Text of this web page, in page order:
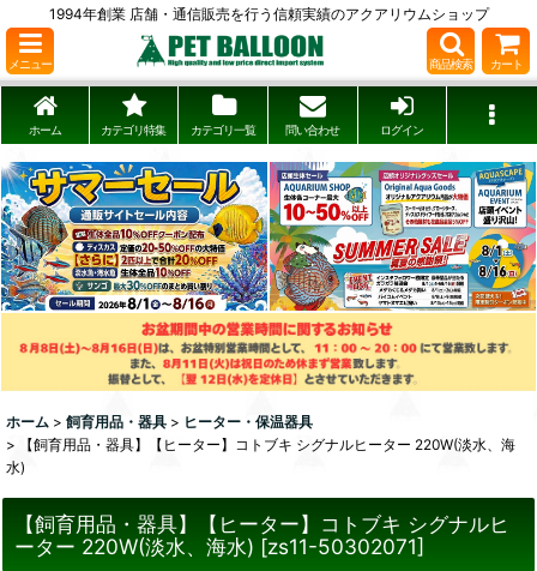
1994年創業 店舗・通信販売を行う信頼実績のアクアリウムショップ
メニュー 商品検索 カート
ホーム カテゴリ特集 カテゴリ一覧 問い合わせ ログイン
ホーム > 飼育用品・器具 > ヒーター・保温器具
>
【飼育用品・器具】【ヒーター】コトブキ シグナルヒーター 220W(淡水、海
水)
【飼育用品・器具】【ヒーター】コトブキ シグナルヒ
ーター 220W(淡水、海水) [zs11-50302071]